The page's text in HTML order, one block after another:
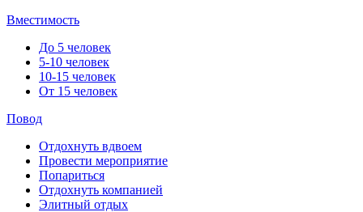
Вместимость
До 5 человек
5-10 человек
10-15 человек
От 15 человек
Повод
Отдохнуть вдвоем
Провести мероприятие
Попариться
Отдохнуть компанией
Элитный отдых